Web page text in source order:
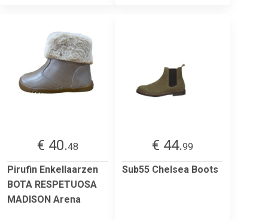
€ 40.48
Pirufin Enkellaarzen
BOTA RESPETUOSA
MADISON Arena
€ 44.99
Sub55 Chelsea Boots